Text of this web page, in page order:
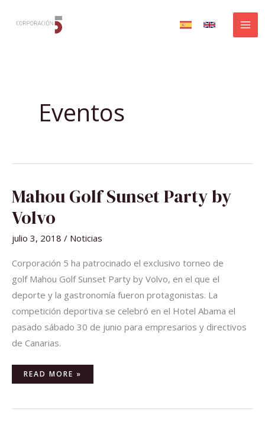
Eventos
Mahou Golf Sunset Party by
Volvo
julio 3, 2018 / Noticias
Corporación 5 ha patrocinado el exclusivo torneo de
golf Mahou Golf Sunset Party by Volvo, en el que el
deporte y la gastronomía fueron protagonistas. La
competición deportiva se celebró en el Hotel Abama el
pasado sábado 30 de junio para empresarios y directivos
de Canarias.
MAHOU
GOLF
SUNSET
PARTY
BY
VOLVO
READ MORE »